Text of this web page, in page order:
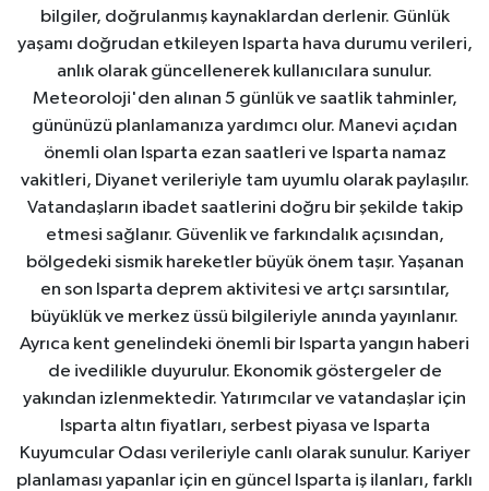
bilgiler, doğrulanmış kaynaklardan derlenir. Günlük
yaşamı doğrudan etkileyen Isparta hava durumu verileri,
anlık olarak güncellenerek kullanıcılara sunulur.
Meteoroloji'den alınan 5 günlük ve saatlik tahminler,
gününüzü planlamanıza yardımcı olur. Manevi açıdan
önemli olan Isparta ezan saatleri ve Isparta namaz
vakitleri, Diyanet verileriyle tam uyumlu olarak paylaşılır.
Vatandaşların ibadet saatlerini doğru bir şekilde takip
etmesi sağlanır. Güvenlik ve farkındalık açısından,
bölgedeki sismik hareketler büyük önem taşır. Yaşanan
en son Isparta deprem aktivitesi ve artçı sarsıntılar,
büyüklük ve merkez üssü bilgileriyle anında yayınlanır.
Ayrıca kent genelindeki önemli bir Isparta yangın haberi
de ivedilikle duyurulur. Ekonomik göstergeler de
yakından izlenmektedir. Yatırımcılar ve vatandaşlar için
Isparta altın fiyatları, serbest piyasa ve Isparta
Kuyumcular Odası verileriyle canlı olarak sunulur. Kariyer
planlaması yapanlar için en güncel Isparta iş ilanları, farklı